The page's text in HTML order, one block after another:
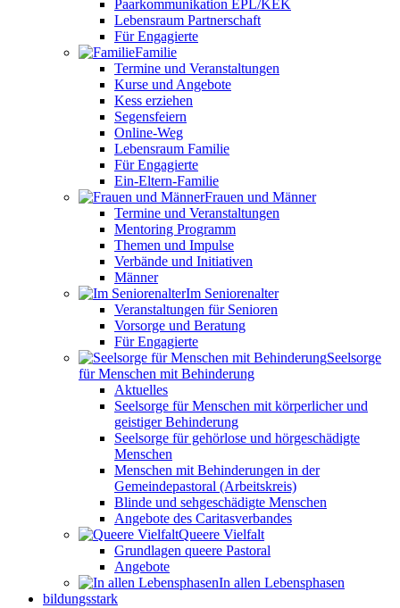
Paarkommunikation EPL/KEK
Lebensraum Partnerschaft
Für Engagierte
Familie
Termine und Veranstaltungen
Kurse und Angebote
Kess erziehen
Segensfeiern
Online-Weg
Lebensraum Familie
Für Engagierte
Ein-Eltern-Familie
Frauen und Männer
Termine und Veranstaltungen
Mentoring Programm
Themen und Impulse
Verbände und Initiativen
Männer
Im Seniorenalter
Veranstaltungen für Senioren
Vorsorge und Beratung
Für Engagierte
Seelsorge
für Menschen mit Behinderung
Aktuelles
Seelsorge für Menschen mit körperlicher und
geistiger Behinderung
Seelsorge für gehörlose und hörgeschädigte
Menschen
Menschen mit Behinderungen in der
Gemeindepastoral (Arbeitskreis)
Blinde und sehgeschädigte Menschen
Angebote des Caritasverbandes
Queere Vielfalt
Grundlagen queere Pastoral
Angebote
In allen Lebensphasen
bildungsstark